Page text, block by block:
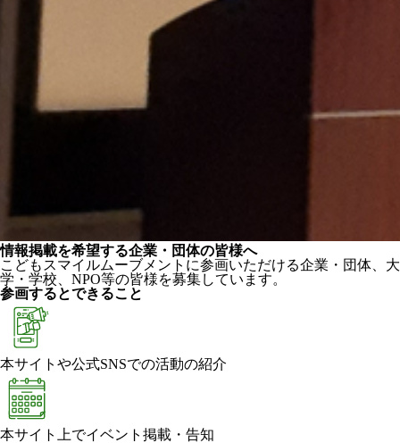
情報掲載を希望する企業・団体の皆様へ
こどもスマイルムーブメントに参画いただける企業・団体、大
学・学校、NPO等の皆様を募集しています。
参画するとできること
本サイトや公式SNSでの活動の紹介
本サイト上でイベント掲載・告知